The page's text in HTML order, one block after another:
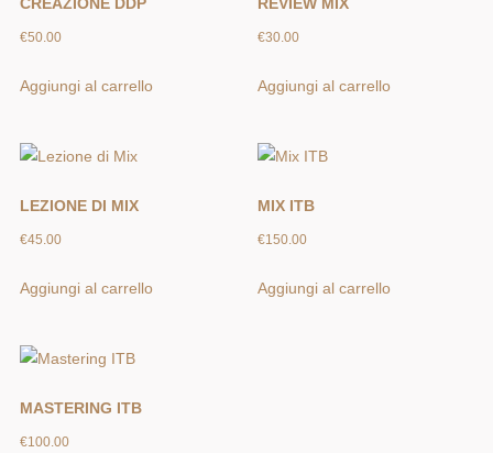
€50.00
Aggiungi al carrello
€30.00
Aggiungi al carrello
LEZIONE DI MIX
€45.00
Aggiungi al carrello
MIX ITB
€150.00
Aggiungi al carrello
MASTERING ITB
€100.00